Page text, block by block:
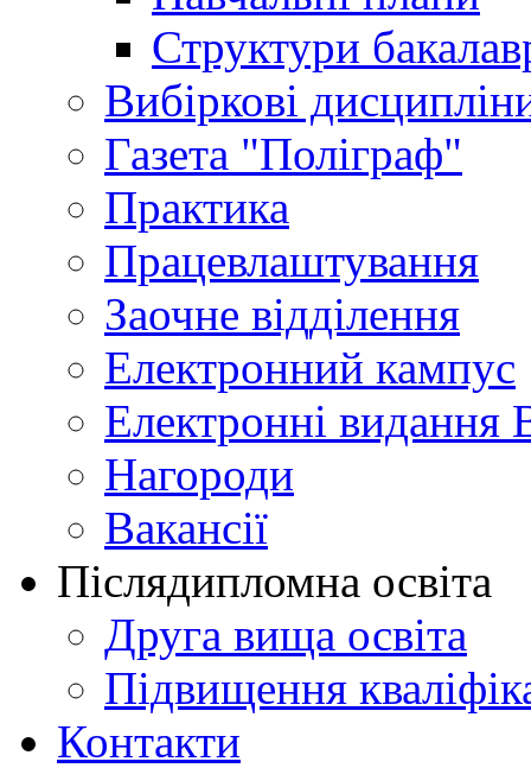
Структури
Вибіркові
Газета "Поліграф"
Практика
Працевлаштування
Заочне відділення
Електронний кампус
Електронні видання
Нагороди
Вакансії
Післядипломна освіта
Друга вища освіта
Підвищення
Контакти